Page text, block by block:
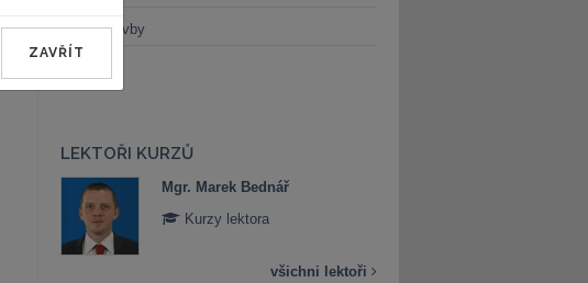
Černé stavby
LEKTOŘI KURZŮ
Mgr. Marek Bednář
Kurzy lektora
všichni lektoři
ZAVŘÍT